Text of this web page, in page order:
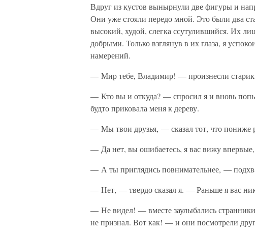
Вдруг из кустов вынырнули две фигуры и
Они уже стояли передо мной. Это были два
высокий, худой, слегка ссутулившийся. Их
добрыми. Только взглянув в их глаза, я
намерений.
— Мир тебе, Владимир! — произнесли
— Кто вы и откуда? — спросил я и вновь
будто приковала меня к дереву.
— Мы твои друзья, — сказал тот, что пониже
— Да нет, вы ошибаетесь, я вас вижу
— А ты приглядись повнимательнее, —
— Нет, — твердо сказал я. — Раньше я вас
— Не видел! — вместе заулыбались
не признал. Вот как! — и они посмотрели